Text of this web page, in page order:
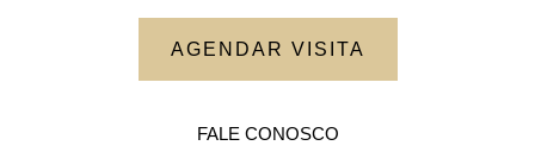
AGENDAR VISITA
FALE CONOSCO